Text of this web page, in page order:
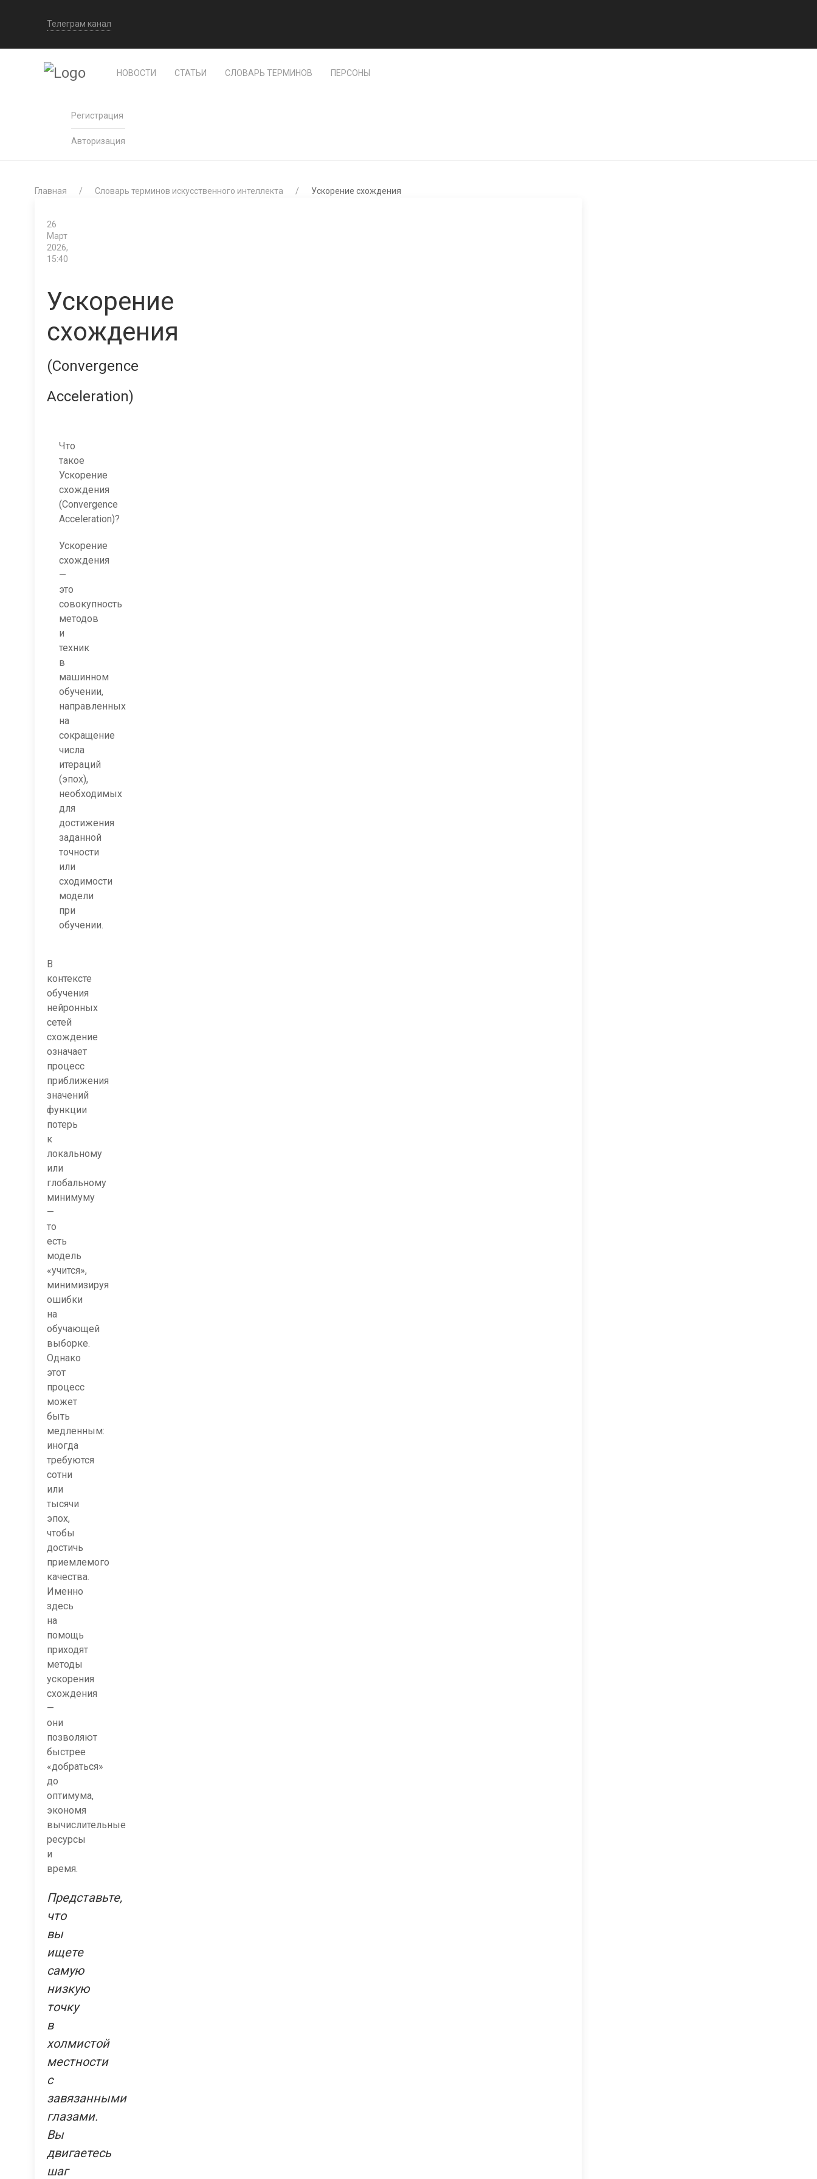
Телеграм канал
НОВОСТИ СТАТЬИ СЛОВАРЬ ТЕРМИНОВ ПЕРСОНЫ
Регистрация
Авторизация
Главная Словарь терминов искусственного интеллекта Ускорение схождения
26
Март
2026,
15:40
Ускорение
схождения
(Convergence
Acceleration)
Что
такое
Ускорение
схождения
(Convergence
Acceleration)?
Ускорение
схождения
—
это
совокупность
методов
и
техник
в
машинном
обучении,
направленных
на
сокращение
числа
итераций
(эпох),
необходимых
для
достижения
заданной
точности
или
сходимости
модели
при
обучении.
В
контексте
обучения
нейронных
сетей
схождение
означает
процесс
приближения
значений
функции
потерь
к
локальному
или
глобальному
минимуму
—
то
есть
модель
«учится»,
минимизируя
ошибки
на
обучающей
выборке.
Однако
этот
процесс
может
быть
медленным:
иногда
требуются
сотни
или
тысячи
эпох,
чтобы
достичь
приемлемого
качества.
Именно
здесь
на
помощь
приходят
методы
ускорения
схождения
—
они
позволяют
быстрее
«добраться»
до
оптимума,
экономя
вычислительные
ресурсы
и
время.
Представьте,
что
вы
ищете
самую
низкую
точку
в
холмистой
местности
с
завязанными
глазами.
Вы
двигаетесь
шаг